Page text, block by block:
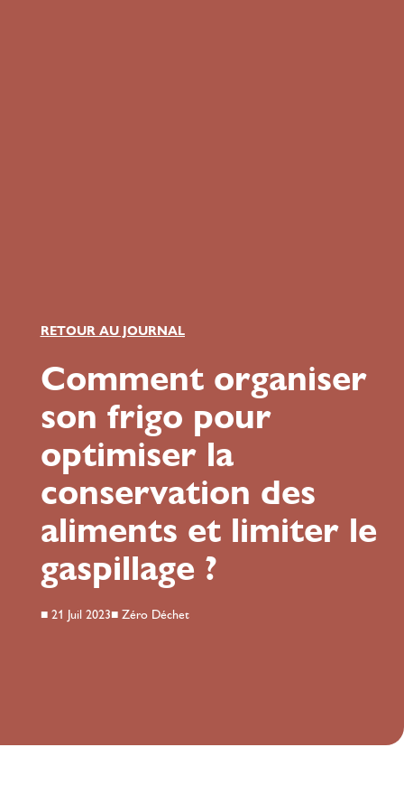
RETOUR AU JOURNAL
Comment organiser
son frigo pour
optimiser la
conservation des
aliments et limiter le
gaspillage ?
■ 21 Juil 2023■ Zéro Déchet